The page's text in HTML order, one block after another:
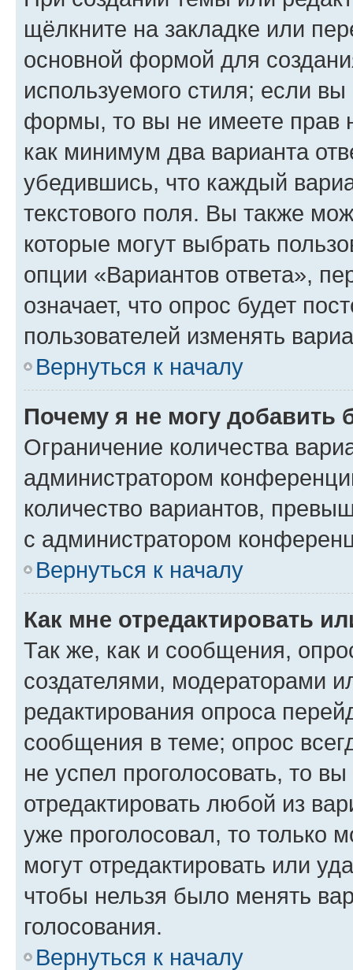
щёлкните на закладке или
основной формой для
используемого стиля; если
формы, то вы не имеете прав
как минимум два варианта
убедившись, что каждый
текстового поля. Вы также
которые могут выбрать
опции «Вариантов ответа»,
означает, что опрос будет
пользователей изменять
Вернуться к началу
Почему я не могу добавить
Ограничение количества
администратором
количество вариантов,
с администратором
Вернуться к началу
Как мне отредактировать
Так же, как и сообщения,
создателями, модераторами
редактирования опроса
сообщения в теме; опрос
не успел проголосовать, то
отредактировать любой из
уже проголосовал, то только
могут отредактировать или
чтобы нельзя было менять
голосования.
Вернуться к началу